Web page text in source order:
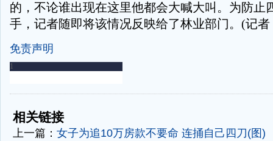
的，不论谁出现在这里他都会大喊大叫。为防止
手，记者随即将该情况反映给了林业部门。(记者
免责声明
-
相关链接
上一篇： 女子为追10万房款不要命 连捅自己四刀(图)